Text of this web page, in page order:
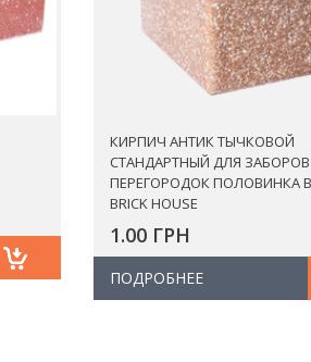
КИРПИЧ АНТИК ТЫЧКОВОЙ
СТАНДАРТНЫЙ ДЛЯ
ПЕРЕГОРОДОК ПОЛОВИНКА
BRICK HOUSE
1.00 ГРН
ПОДРОБНЕЕ